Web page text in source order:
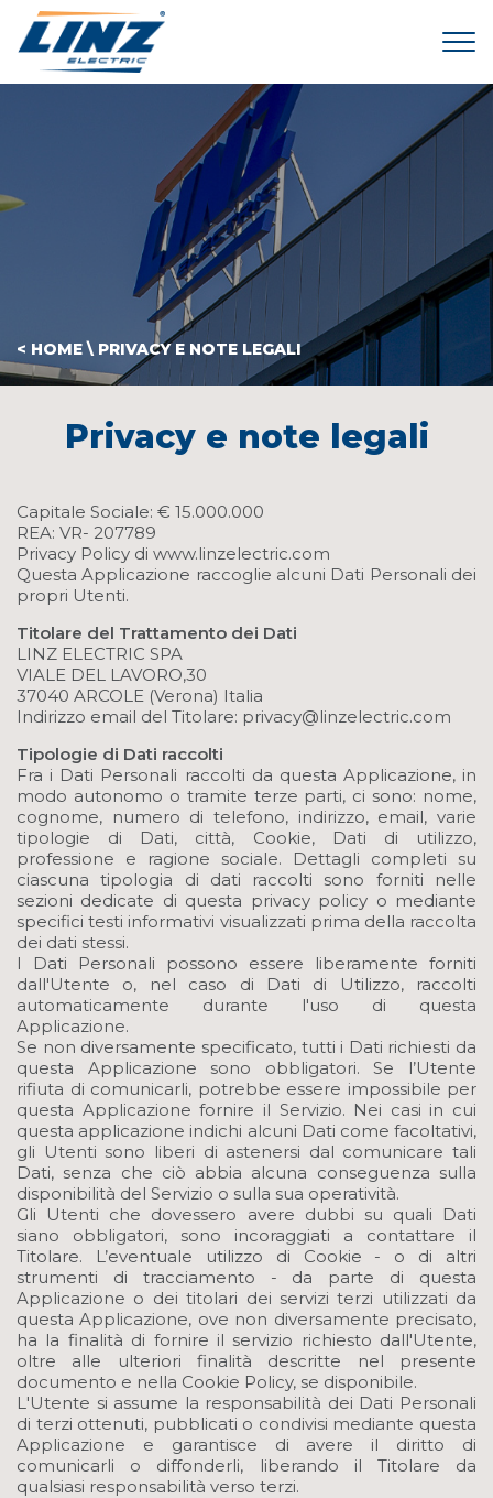
< HOME \ PRIVACY E NOTE LEGALI
Privacy e note legali
Capitale Sociale: € 15.000.000
REA: VR- 207789
Privacy Policy di www.linzelectric.com
Questa Applicazione raccoglie alcuni Dati Personali dei
propri Utenti.
Titolare del Trattamento dei Dati
LINZ ELECTRIC SPA
VIALE DEL LAVORO,30
37040 ARCOLE (Verona) Italia
Indirizzo email del Titolare: privacy@linzelectric.com
Tipologie di Dati raccolti
Fra i Dati Personali raccolti da questa Applicazione, in
modo autonomo o tramite terze parti, ci sono: nome,
cognome, numero di telefono, indirizzo, email, varie
tipologie di Dati, città, Cookie, Dati di utilizzo,
professione e ragione sociale. Dettagli completi su
ciascuna tipologia di dati raccolti sono forniti nelle
sezioni dedicate di questa privacy policy o mediante
specifici testi informativi visualizzati prima della raccolta
dei dati stessi.
I Dati Personali possono essere liberamente forniti
dall'Utente o, nel caso di Dati di Utilizzo, raccolti
automaticamente durante l'uso di questa
Applicazione.
Se non diversamente specificato, tutti i Dati richiesti da
questa Applicazione sono obbligatori. Se l’Utente
rifiuta di comunicarli, potrebbe essere impossibile per
questa Applicazione fornire il Servizio. Nei casi in cui
questa applicazione indichi alcuni Dati come facoltativi,
gli Utenti sono liberi di astenersi dal comunicare tali
Dati, senza che ciò abbia alcuna conseguenza sulla
disponibilità del Servizio o sulla sua operatività.
Gli Utenti che dovessero avere dubbi su quali Dati
siano obbligatori, sono incoraggiati a contattare il
Titolare. L’eventuale utilizzo di Cookie - o di altri
strumenti di tracciamento - da parte di questa
Applicazione o dei titolari dei servizi terzi utilizzati da
questa Applicazione, ove non diversamente precisato,
ha la finalità di fornire il servizio richiesto dall'Utente,
oltre alle ulteriori finalità descritte nel presente
documento e nella Cookie Policy, se disponibile.
L'Utente si assume la responsabilità dei Dati Personali
di terzi ottenuti, pubblicati o condivisi mediante questa
Applicazione e garantisce di avere il diritto di
comunicarli o diffonderli, liberando il Titolare da
qualsiasi responsabilità verso terzi.